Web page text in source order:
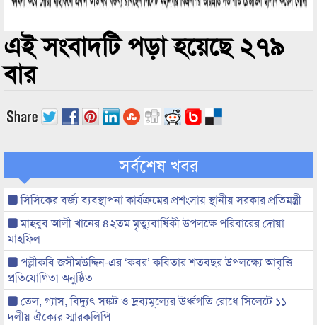
এই সংবাদটি পড়া হয়েছে ২৭৯
বার
সর্বশেষ খবর
সিসিকের বর্জ্য ব্যবস্থাপনা কার্যক্রমের প্রশংসায় স্থানীয় সরকার প্রতিমন্ত্রী
মাহবুব আলী খানের ৪২তম মৃত্যুবার্ষিকী উপলক্ষে পরিবারের দোয়া
মাহফিল
পল্লীকবি জসীমউদ্দিন-এর ‘কবর’ কবিতার শতবছর উপলক্ষ্যে আবৃত্তি
প্রতিযোগিতা অনুষ্ঠিত
তেল, গ্যাস, বিদ্যুৎ সঙ্কট ও দ্রব্যমূল্যের ঊর্ধ্বগতি রোধে সিলেটে ১১
দলীয় ঐক্যের স্মারকলিপি